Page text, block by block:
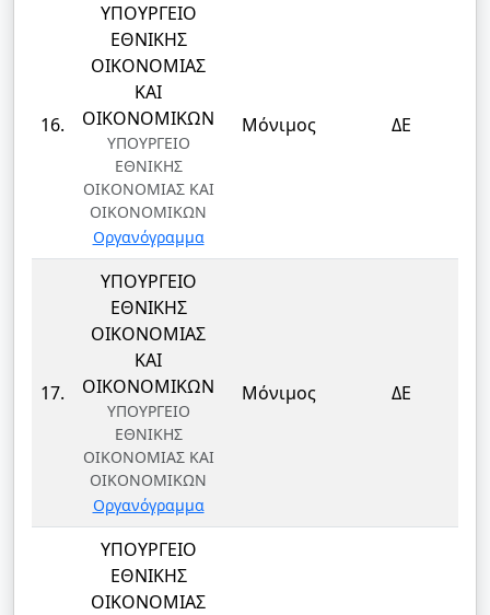
16.
ΥΠΟΥΡΓΕΙΟ
ΕΘΝΙΚΗΣ
ΟΙΚΟΝΟΜΙΑΣ
ΚΑΙ
ΟΙΚΟΝΟΜΙΚΩΝ
ΥΠΟΥΡΓΕΙΟ
ΕΘΝΙΚΗΣ
ΟΙΚΟΝΟΜΙΑΣ ΚΑΙ
ΟΙΚΟΝΟΜΙΚΩΝ
Οργανόγραμμα
Μόνιμος ΔΕ
17.
ΥΠΟΥΡΓΕΙΟ
ΕΘΝΙΚΗΣ
ΟΙΚΟΝΟΜΙΑΣ
ΚΑΙ
ΟΙΚΟΝΟΜΙΚΩΝ
ΥΠΟΥΡΓΕΙΟ
ΕΘΝΙΚΗΣ
ΟΙΚΟΝΟΜΙΑΣ ΚΑΙ
ΟΙΚΟΝΟΜΙΚΩΝ
Οργανόγραμμα
Μόνιμος ΔΕ
ΥΠΟΥΡΓΕΙΟ
ΕΘΝΙΚΗΣ
ΟΙΚΟΝΟΜΙΑΣ